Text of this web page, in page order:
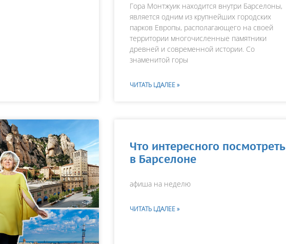
Гора Монтжуик находится внутри Барселоны,
является одним из крупнейших городских
парков Европы, располагающего на своей
территории многочисленные памятники
древней и современной истории. Со
знаменитой горы
ЧИТАТЬ LДАЛЕЕ »
Что интересного посмотреть
в Барселоне
афиша на неделю
ЧИТАТЬ LДАЛЕЕ »
Как к Вам обращаться?
Телефон*
Введите номер Вашего телефона +__(____) ___-__-___
Перезвоните мне